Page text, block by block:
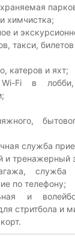
химчистка;
и
такси,
катеров и яхт;
Wi-Fi в
служба
и тренажерный
служба
по телефону;
и
стритбола и